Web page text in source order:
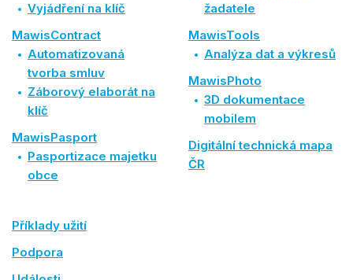
Vyjádření na klíč
MawisContract
Automatizovaná
tvorba smluv
Záborový elaborát na
klíč
MawisPasport
Pasportizace majetku
obce
žadatele
MawisTools
Analýza dat a výkresů
MawisPhoto
3D dokumentace
mobilem
Digitální technická mapa
ČR
Příklady užití
Podpora